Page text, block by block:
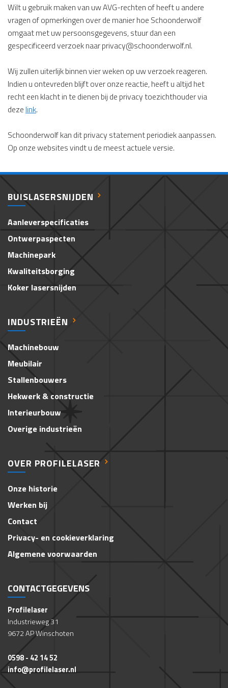
Wilt u gebruik maken van uw AVG-rechten of heeft u andere
vragen of opmerkingen over de manier hoe Schoonderwolf
omgaat met uw persoonsgegevens, stuur dan een
gespecificeerd verzoek naarprivacy@schoonderwolf.nl.
Wij zullen uiterlijk binnen vier weken op uw verzoek reageren.
Indien u ontevreden blijft over onze reactie, heeft u altijd het
recht een klacht in te dienen bij de privacy toezichthouder via
deze link.
Schoonderwolf kan dit privacy statement periodiek aanpassen.
Op onze websites vindt u de meest actuele versie.
BUISLASERSNIJDEN
Aanleverspecificaties
Ontwerpaspecten
Machinepark
Kwaliteitsborging
Koker lasersnijden
INDUSTRIEËN
Machinebouw
Meubilair
Stallenbouwers
Hekwerk & constructie
Interieurbouw
Overige industrieën
OVER PROFILELASER
Onze historie
Werken bij
Contact
Privacy- en cookieverklaring
Algemene voorwaarden
CONTACTGEGEVENS
Profilelaser
Industrieweg 31
9672 AP Winschoten
0598 - 42 14 52
info@profilelaser.nl